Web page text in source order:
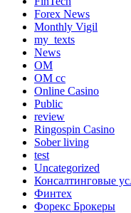
Forex News
Monthly Vigil
my_texts
News
OM
OM cc
Online Casino
Public
review
Ringospin Casino
Sober living
test
Uncategorized
Консалтинговые
Финтех
Форекс Брокеры